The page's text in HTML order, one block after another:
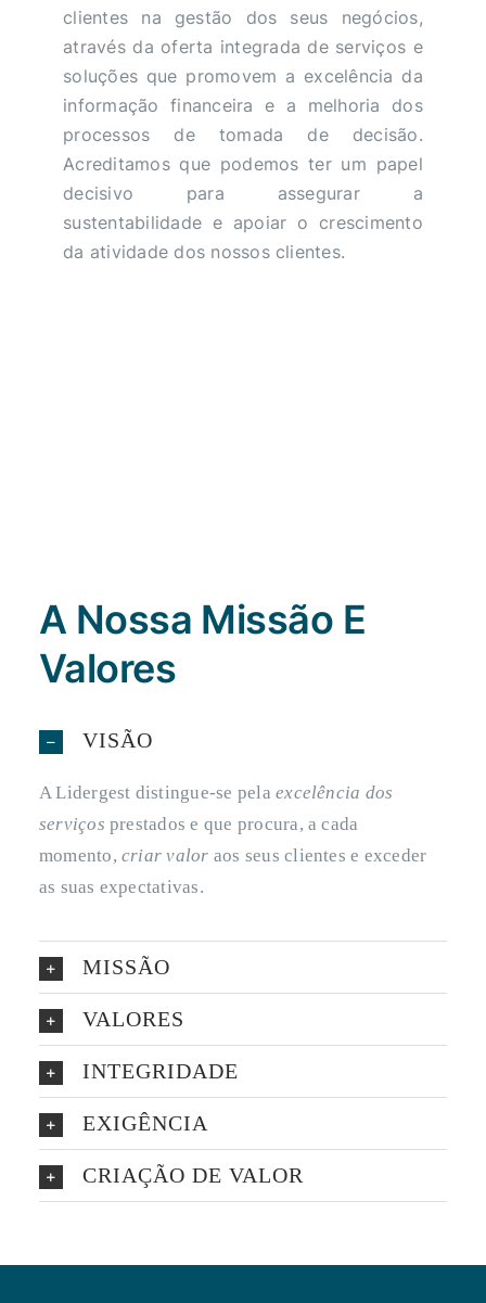
clientes na gestão dos seus negócios,
através da oferta integrada de serviços e
soluções que promovem a excelência da
informação financeira e a melhoria dos
processos de tomada de decisão.
Acreditamos que podemos ter um papel
decisivo para assegurar a
sustentabilidade e apoiar o crescimento
da atividade dos nossos clientes.
A Nossa Missão E
Valores
VISÃO
A Lidergest distingue-se pelaexcelência dos
serviços prestados e que procura, a cada
momento, criar valor aos seus clientes e exceder
as suas expectativas.
MISSÃO
VALORES
INTEGRIDADE
EXIGÊNCIA
CRIAÇÃO DE VALOR